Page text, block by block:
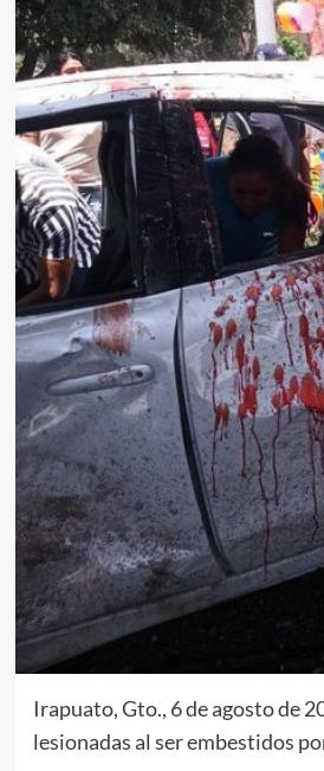
Irapuato, Gto., 6 de agosto de
lesionadas al ser embestidos